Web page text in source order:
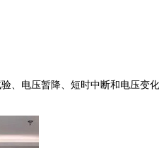
电压暂降、短时中断和电压变